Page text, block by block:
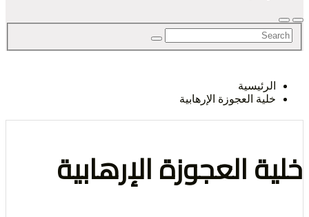
العجوزة الإرهابية
العجوزة الإرهابية